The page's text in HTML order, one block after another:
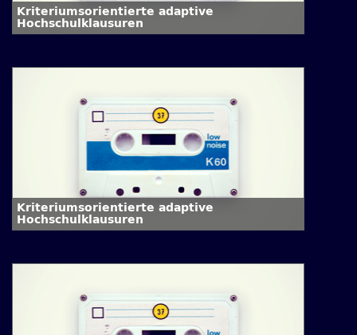
Kriteriumsorientierte adaptive
Hochschulklausuren
Kriteriumsorientierte adaptive
Hochschulklausuren